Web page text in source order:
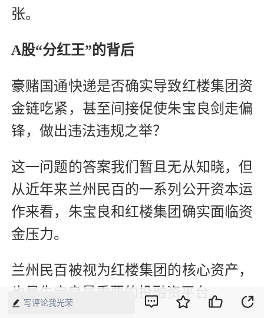
张。
A股“分红王”的背后
豪赌国通快递是否确实导致红楼集团资
金链吃紧，甚至间接促使朱宝良剑走偏
锋，做出违法违规之举？
这一问题的答案我们暂且无从知晓，但
从近年来兰州民百的一系列公开资本运
作来看，朱宝良和红楼集团确实面临资
金压力。
兰州民百被视为红楼集团的核心资产，
也是朱宝良最重要的投融资平台。
写评论我光荣